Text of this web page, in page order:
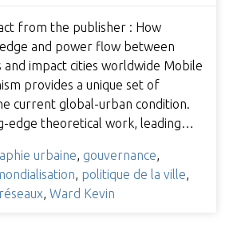
from the publisher : How
and power flow between
and impact cities worldwide Mobile
provides a unique set of
current global-urban condition.
edge theoretical work, leading…
urbaine gouvernance
politique de la ville
réseaux Ward Kevin